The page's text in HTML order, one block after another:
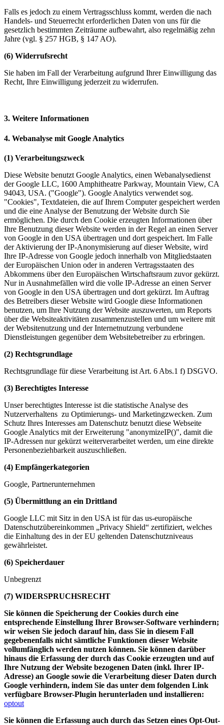
Falls es jedoch zu einem Vertragsschluss kommt, werden die nach
Handels- und Steuerrecht erforderlichen Daten von uns für die
gesetzlich bestimmten Zeiträume aufbewahrt, also regelmäßig zehn
Jahre (vgl. § 257 HGB, § 147 AO).
(6) Widerrufsrecht
Sie haben im Fall der Verarbeitung aufgrund Ihrer Einwilligung das
Recht, Ihre Einwilligung jederzeit zu widerrufen.
3. Weitere Informationen
4. Webanalyse mit Google Analytics
(1) Verarbeitungszweck
Diese Website benutzt Google Analytics, einen Webanalysedienst
der Google LLC, 1600 Amphitheatre Parkway, Mountain View, CA
94043, USA. ("Google"). Google Analytics verwendet sog.
"Cookies", Textdateien, die auf Ihrem Computer gespeichert werden
und die eine Analyse der Benutzung der Website durch Sie
ermöglichen. Die durch den Cookie erzeugten Informationen über
Ihre Benutzung dieser Website werden in der Regel an einen Server
von Google in den USA übertragen und dort gespeichert. Im Falle
der Aktivierung der IP-Anonymisierung auf dieser Website, wird
Ihre IP-Adresse von Google jedoch innerhalb von Mitgliedstaaten
der Europäischen Union oder in anderen Vertragsstaaten des
Abkommens über den Europäischen Wirtschaftsraum zuvor gekürzt.
Nur in Ausnahmefällen wird die volle IP-Adresse an einen Server
von Google in den USA übertragen und dort gekürzt. Im Auftrag
des Betreibers dieser Website wird Google diese Informationen
benutzen, um Ihre Nutzung der Website auszuwerten, um Reports
über die Websiteaktivitäten zusammenzustellen und um weitere mit
der Websitenutzung und der Internetnutzung verbundene
Dienstleistungen gegenüber dem Websitebetreiber zu erbringen.
(2) Rechtsgrundlage
Rechtsgrundlage für diese Verarbeitung ist Art. 6 Abs.1 f) DSGVO.
(3) Berechtigtes Interesse
Unser berechtigtes Interesse ist die statistische Analyse des
Nutzerverhaltens zu Optimierungs- und Marketingzwecken. Zum
Schutz Ihres Interesses am Datenschutz benutzt diese Webseite
Google Analytics mit der Erweiterung "anonymizeIP()", damit die
IP-Adressen nur gekürzt weiterverarbeitet werden, um eine direkte
Personenbeziehbarkeit auszuschließen.
(4) Empfängerkategorien
Google, Partnerunternehmen
(5) Übermittlung an ein Drittland
Google LLC mit Sitz in den USA ist für das us-europäische
Datenschutzübereinkommen „Privacy Shield“ zertifiziert, welches
die Einhaltung des in der EU geltenden Datenschutzniveaus
gewährleistet.
(6) Speicherdauer
Unbegrenzt
(7) WIDERSPRUCHSRECHT
Sie können die Speicherung der Cookies durch eine
entsprechende Einstellung Ihrer Browser-Software verhindern;
wir weisen Sie jedoch darauf hin, dass Sie in diesem Fall
gegebenenfalls nicht sämtliche Funktionen dieser Website
vollumfänglich werden nutzen können. Sie können darüber
hinaus die Erfassung der durch das Cookie erzeugten und auf
Ihre Nutzung der Website bezogenen Daten (inkl. Ihrer IP-
Adresse) an Google sowie die Verarbeitung dieser Daten durch
Google verhindern, indem Sie das unter dem folgenden Link
verfügbare Browser-Plugin herunterladen und installieren:
optout
Sie können die Erfassung auch durch das Setzen eines Opt-Out-